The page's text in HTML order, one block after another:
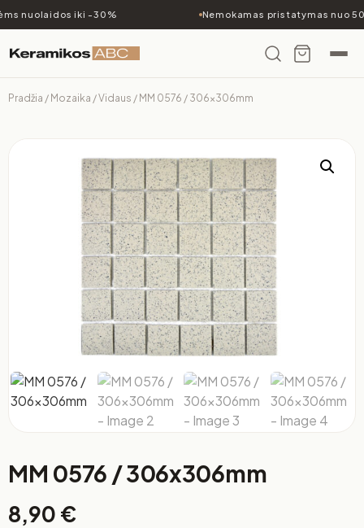
nuolaidos iki -30% Nemokamas pristatymas nuo
Pradžia / Mozaika /Vidaus / MM 0576 / 306x306mm
MM 0576 / 306x306mm
8,90 €